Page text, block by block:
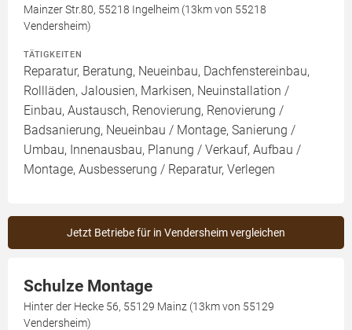
Mainzer Str.80, 55218 Ingelheim (13km von 55218
Vendersheim)
TÄTIGKEITEN
Reparatur, Beratung, Neueinbau, Dachfenstereinbau,
Rollläden, Jalousien, Markisen, Neuinstallation /
Einbau, Austausch, Renovierung, Renovierung /
Badsanierung, Neueinbau / Montage, Sanierung /
Umbau, Innenausbau, Planung / Verkauf, Aufbau /
Montage, Ausbesserung / Reparatur, Verlegen
Jetzt Betriebe für in Vendersheim vergleichen
Schulze Montage
Hinter der Hecke 56, 55129 Mainz (13km von 55129
Vendersheim)